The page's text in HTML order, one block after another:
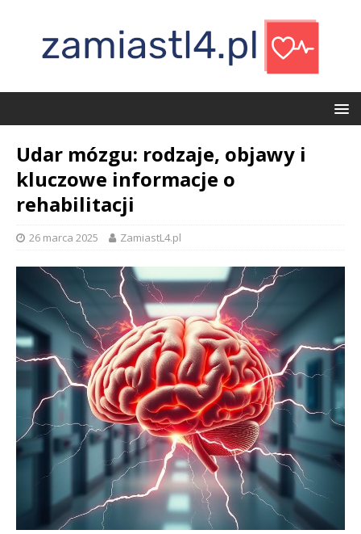
Udar mózgu: rodzaje, objawy i
kluczowe informacje o
rehabilitacji
26 marca 2025 ZamiastL4.pl